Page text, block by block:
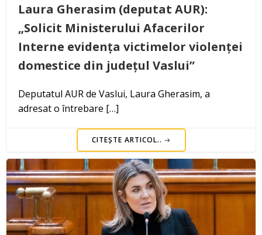
Laura Gherasim (deputat AUR):
„Solicit Ministerului Afacerilor
Interne evidența victimelor violenței
domestice din județul Vaslui”
Deputatul AUR de Vaslui, Laura Gherasim, a
adresat o întrebare […]
CITEȘTE ARTICOL..